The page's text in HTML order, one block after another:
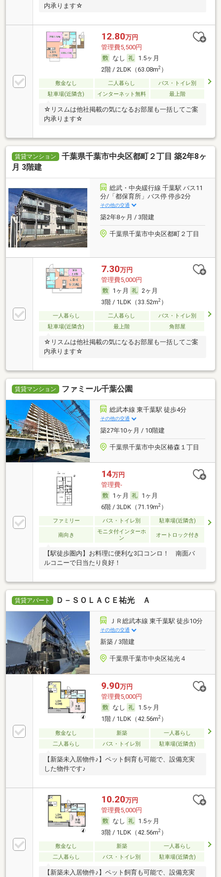
内承ります☆
12.80万円
管理費5,500円
なし
1.5ヶ月
2階 / 2LDK（63.08m2）
敷金なし 二人暮らし
バス・トイレ別
駐車場(近隣含)
インターネット無料 最上階
☆リスムは他社掲載の気になるお部屋も一括してご案
内承ります☆
賃貸マンション
千葉県千葉市中央区都町２丁目 築2年8ヶ
月 3階建
総武・中央緩行線 千葉駅 バス11
分/「都保育所」バス停 停歩2分
その他の交通
築2年8ヶ月 / 3階建
千葉県千葉市中央区都町２丁目
7.30万円
管理費5,000円
1ヶ月
2ヶ月
3階 / 1LDK（33.52m2）
一人暮らし 二人暮らし
バス・トイレ別
駐車場(近隣含)
最上階 角部屋
☆リスムは他社掲載の気になるお部屋も一括してご案
内承ります☆
賃貸マンション ファミール千葉公園
総武本線 東千葉駅 徒歩4分
その他の交通
築27年10ヶ月 / 10階建
千葉県千葉市中央区椿森１丁目
14万円
管理費-
1ヶ月
1ヶ月
6階 / 3LDK（71.19m2）
ファミリー バス・トイレ別 駐車場(近隣含)
南向き
モニタ付インターホ
ン
オートロック付き
【駅徒歩圏内】お料理に便利な3口コンロ！ 南面バ
ルコニーで日当たり良好！
賃貸アパート Ｄ－ＳＯＬＡＣＥ祐光 Ａ
ＪＲ総武本線 東千葉駅 徒歩10分
その他の交通
新築 / 3階建
千葉県千葉市中央区祐光４
9.90万円
管理費5,000円
なし
1.5ヶ月
1階 / 1LDK（42.56m2）
敷金なし 新築
一人暮らし
二人暮らし
バス・トイレ別 駐車場(近隣含)
【新築未入居物件♪】ペット飼育も可能で、設備充実
した物件です♪
10.20万円
管理費5,000円
なし
1.5ヶ月
3階 / 1LDK（42.56m2）
敷金なし 新築
一人暮らし
二人暮らし
バス・トイレ別 駐車場(近隣含)
【新築未入居物件♪】ペット飼育も可能で、設備充実